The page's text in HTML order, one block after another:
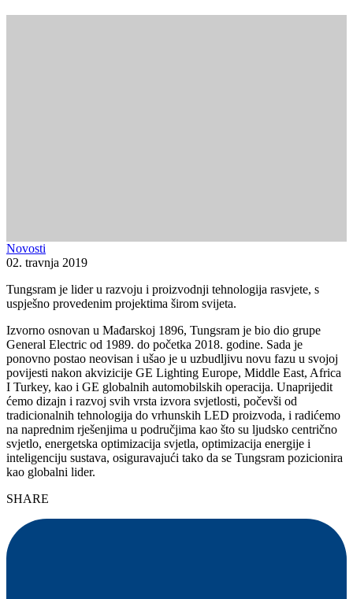
Novosti
02. travnja 2019
Tungsram je lider u razvoju i proizvodnji tehnologija rasvjete, s
uspješno provedenim projektima širom svijeta.
Izvorno osnovan u Mađarskoj 1896, Tungsram je bio dio grupe
General Electric od 1989. do početka 2018. godine. Sada je
ponovno postao neovisan i ušao je u uzbudljivu novu fazu u svojoj
povijesti nakon akvizicije GE Lighting Europe, Middle East, Africa
I Turkey, kao i GE globalnih automobilskih operacija. Unaprijedit
ćemo dizajn i razvoj svih vrsta izvora svjetlosti, počevši od
tradicionalnih tehnologija do vrhunskih LED proizvoda, i radićemo
na naprednim rješenjima u područjima kao što su ljudsko centrično
svjetlo, energetska optimizacija svjetla, optimizacija energije i
inteligenciju sustava, osiguravajući tako da se Tungsram pozicionira
kao globalni lider.
SHARE